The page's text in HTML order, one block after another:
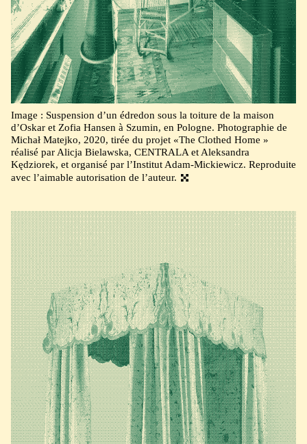
Image : Suspension d’un édredon sous la toiture de la maison
d’Oskar et Zofia Hansen à Szumin, en Pologne. Photographie de
Michał Matejko, 2020, tirée du projet «The Clothed Home »
réalisé par Alicja Bielawska, CENTRALA et Aleksandra
Kędziorek, et organisé par l’Institut Adam-Mickiewicz. Reproduite
avec l’aimable autorisation de l’auteur.